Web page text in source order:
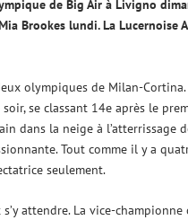
de Big Air à Livigno
Brookes lundi. La Lucernoise
olympiques de Milan-Cortina.
se classant 14e après le
dans la neige à l’atterrissage
Tout comme il y a
seulement.
attendre. La vice-